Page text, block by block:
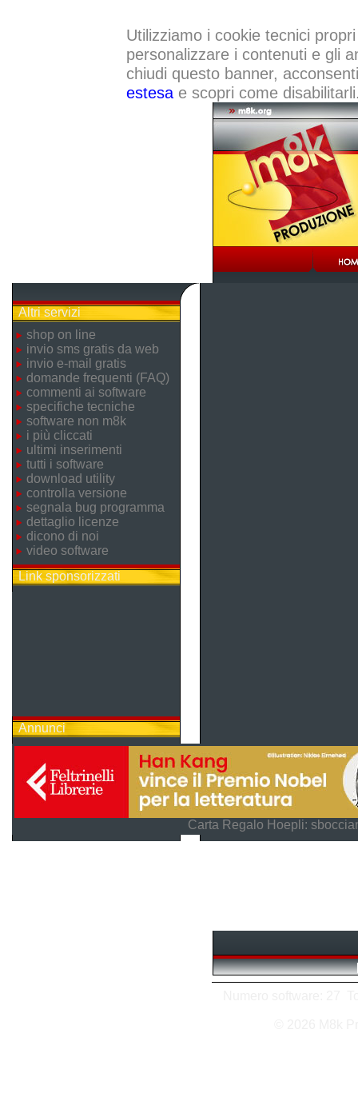
Utilizziamo i cookie tecnici
personalizzare i contenuti e gli
chiudi questo banner,
estesae scopri come
Altri servizi
shop on line
invio sms gratis da web
invio e-mail gratis
domande frequenti (FAQ)
commenti ai software
specifiche tecniche
software non m8k
i più cliccati
ultimi inserimenti
tutti i software
download utility
controlla versione
segnala bug programma
dettaglio licenze
dicono di noi
video software
Link sponsorizzati
Annunci
Carta Regalo Hoepli: